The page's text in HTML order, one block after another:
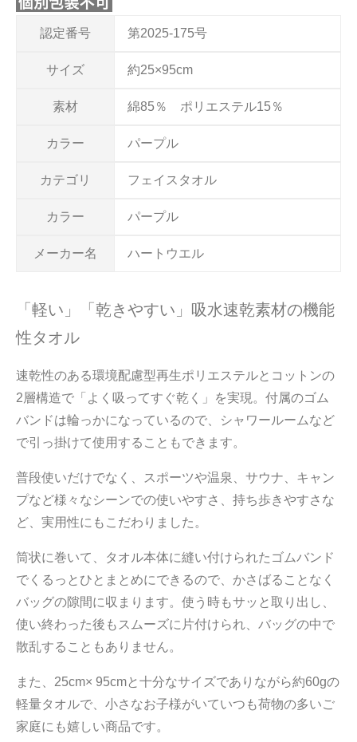
認定番号 第2025-175号
サイズ 約25×95cm
素材 綿85％ ポリエステル15％
カラー パープル
カテゴリ フェイスタオル
カラー パープル
メーカー名 ハートウエル
「軽い」「乾きやすい」吸水速乾素材の機能
性タオル
速乾性のある環境配慮型再生ポリエステルとコットンの
2層構造で「よく吸ってすぐ乾く」を実現。付属のゴム
バンドは輪っかになっているので、シャワールームなど
で引っ掛けて使用することもできます。
普段使いだけでなく、スポーツや温泉、サウナ、キャン
プなど様々なシーンでの使いやすさ、持ち歩きやすさな
ど、実用性にもこだわりました。
筒状に巻いて、タオル本体に縫い付けられたゴムバンド
でくるっとひとまとめにできるので、かさばることなく
バッグの隙間に収まります。使う時もサッと取り出し、
使い終わった後もスムーズに片付けられ、バッグの中で
散乱することもありません。
また、25cm× 95cmと十分なサイズでありながら約60gの
軽量タオルで、小さなお子様がいていつも荷物の多いご
家庭にも嬉しい商品です。